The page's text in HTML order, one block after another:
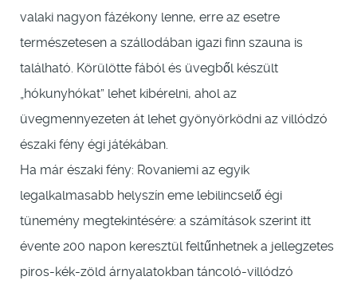
valaki nagyon fázékony lenne, erre az esetre
természetesen a szállodában igazi finn szauna is
található. Körülötte fából és üvegből készült
„hókunyhókat” lehet kibérelni, ahol az
üvegmennyezeten át lehet gyönyörködni az villódzó
északi fény égi játékában.
Ha már északi fény: Rovaniemi az egyik
legalkalmasabb helyszín eme lebilincselő égi
tünemény megtekintésére: a számítások szerint itt
évente 200 napon keresztül feltűnhetnek a jellegzetes
piros-kék-zöld árnyalatokban táncoló-villódzó